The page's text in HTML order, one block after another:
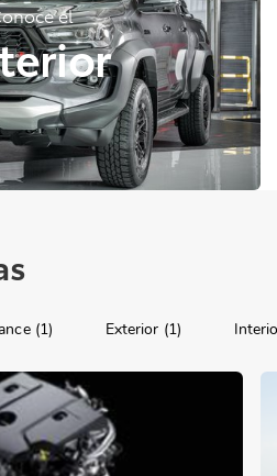
el
(1) Exterior (1)